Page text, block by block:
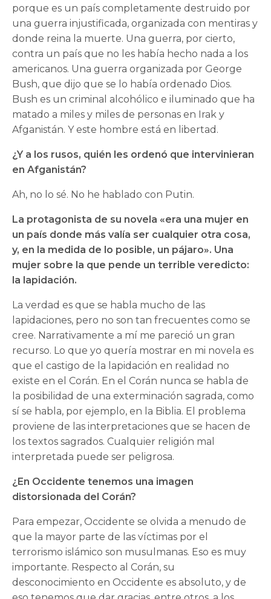
porque es un país completamente destruido por
una guerra injustificada, organizada con mentiras y
donde reina la muerte. Una guerra, por cierto,
contra un país que no les había hecho nada a los
americanos. Una guerra organizada por George
Bush, que dijo que se lo había ordenado Dios.
Bush es un criminal alcohólico e iluminado que ha
matado a miles y miles de personas en Irak y
Afganistán. Y este hombre está en libertad.
¿Y a los rusos, quién les ordenó que intervinieran
en Afganistán?
Ah, no lo sé. No he hablado con Putin.
La protagonista de su novela «era una mujer en
un país donde más valía ser cualquier otra cosa,
y, en la medida de lo posible, un pájaro». Una
mujer sobre la que pende un terrible veredicto:
la lapidación.
La verdad es que se habla mucho de las
lapidaciones, pero no son tan frecuentes como se
cree. Narrativamente a mí me pareció un gran
recurso. Lo que yo quería mostrar en mi novela es
que el castigo de la lapidación en realidad no
existe en el Corán. En el Corán nunca se habla de
la posibilidad de una exterminación sagrada, como
sí se habla, por ejemplo, en la Biblia. El problema
proviene de las interpretaciones que se hacen de
los textos sagrados. Cualquier religión mal
interpretada puede ser peligrosa.
¿En Occidente tenemos una imagen
distorsionada del Corán?
Para empezar, Occidente se olvida a menudo de
que la mayor parte de las víctimas por el
terrorismo islámico son musulmanas. Eso es muy
importante. Respecto al Corán, su
desconocimiento en Occidente es absoluto, y de